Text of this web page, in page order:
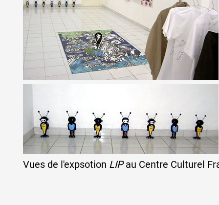
Vues de l'expsotion LIPau Centre Culturel